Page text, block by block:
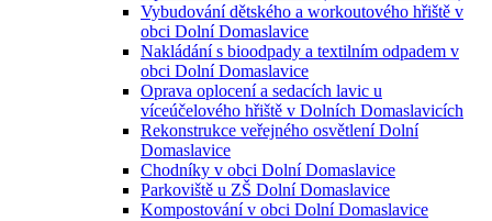
Vybudování dětského a workoutového hřiště v
obci Dolní Domaslavice
Nakládání s bioodpady a textilním odpadem v
obci Dolní Domaslavice
Oprava oplocení a sedacích lavic u
víceúčelového hřiště v Dolních Domaslavicích
Rekonstrukce veřejného osvětlení Dolní
Domaslavice
Chodníky v obci Dolní Domaslavice
Parkoviště u ZŠ Dolní Domaslavice
Kompostování v obci Dolní Domaslavice